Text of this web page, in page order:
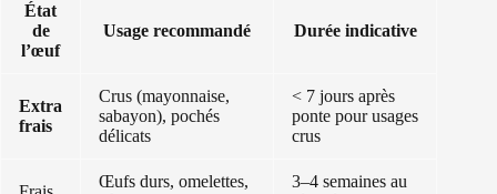
État
de
l’œuf
Usage recommandé Durée indicative
Extra
frais
Crus (mayonnaise,
sabayon), pochés
délicats
< 7 jours après
ponte pour usages
crus
Œufs durs, omelettes,
3–4 semaines au